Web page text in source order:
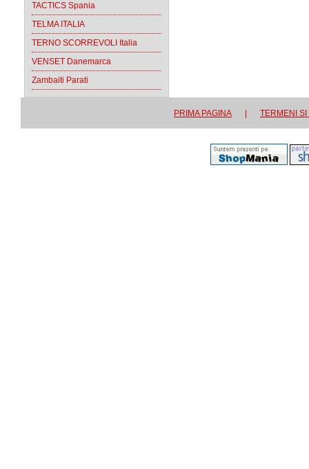
TACTICS Spania
TELMA ITALIA
TERNO SCORREVOLI Italia
VENSET Danemarca
Zambaiti Parati
PRIMA PAGINA TERMENI SI